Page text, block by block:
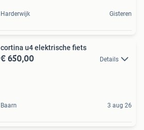
Harderwijk Gisteren
cortina u4 elektrische fiets
€ 650,00 Details
Baarn 3 aug 26